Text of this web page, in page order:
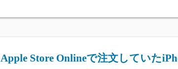
Apple Store Onlineで注文していた